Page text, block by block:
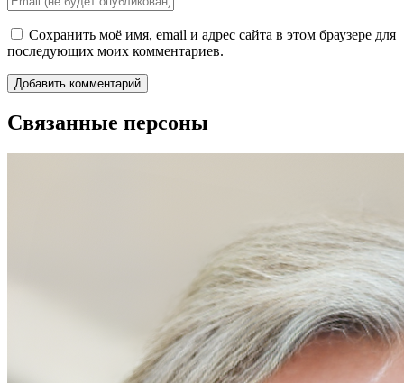
Сохранить моё имя, email и адрес сайта в этом браузере для
последующих моих комментариев.
Связанные персоны